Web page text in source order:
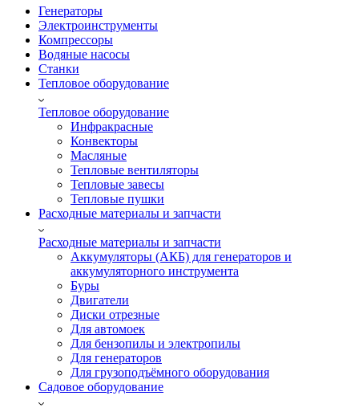
Генераторы
Электроинструменты
Компрессоры
Водяные насосы
Станки
Тепловое оборудование
Тепловое оборудование
Инфракрасные
Конвекторы
Масляные
Тепловые вентиляторы
Тепловые завесы
Тепловые пушки
Расходные материалы и запчасти
Расходные материалы и запчасти
Аккумуляторы (АКБ) для генераторов и
аккумуляторного инструмента
Буры
Двигатели
Диски отрезные
Для автомоек
Для бензопилы и электропилы
Для генераторов
Для грузоподъёмного оборудования
Садовое оборудование